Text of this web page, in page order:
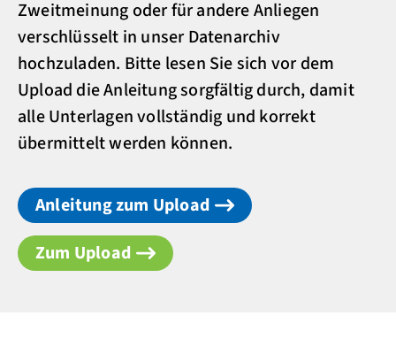
Zweitmeinung oder für andere Anliegen
verschlüsselt in unser Datenarchiv
hochzuladen. Bitte lesen Sie sich vor dem
Upload die Anleitung sorgfältig durch, damit
alle Unterlagen vollständig und korrekt
übermittelt werden können.
Anleitung zum Upload
Zum Upload